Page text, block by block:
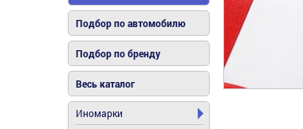
Подбор по автомобилю
Подбор по бренду
Весь каталог
Иномарки